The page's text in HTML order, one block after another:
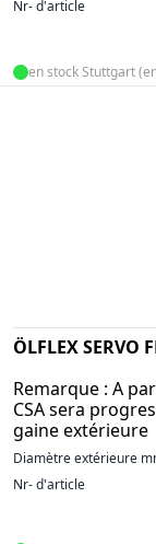
Nr- d'article
en stock Stuttgart
ÖLFLEX SERVO
Remarque : A
CSA sera
gaine extérieure
Diamètre extérieure
Nr- d'article